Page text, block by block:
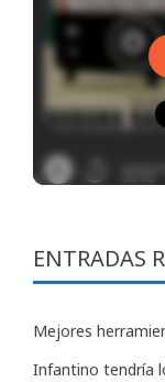
ENTRADAS
Mejores
Infantino tendría